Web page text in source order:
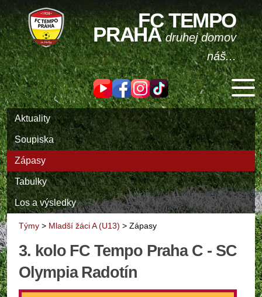
FC TEMPO
PRAHAdruhej domov
náš...
Aktuality
Soupiska
Zápasy
Tabulky
Los a výsledky
Týmy > Mladší žáci A (U13) > Zápasy
3. kolo FC Tempo Praha C - SC
Olympia Radotín